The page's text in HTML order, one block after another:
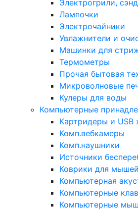
Электрогрили,
Лампочки
Электрочайники
Увлажнители и
Машинки для
Термометры
Прочая бытовая
Микроволновые
Кулеры для воды
Компьютерные
Картридеры и USB
Комп.вебкамеры
Комп.наушники
Источники
Коврики для мышей
Компьютерная
Компьютерные
Компьютерные